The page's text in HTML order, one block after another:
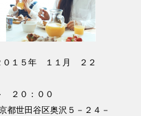
０１５年 １１月 ２２
２０：００
世田谷区奥沢５－２４－